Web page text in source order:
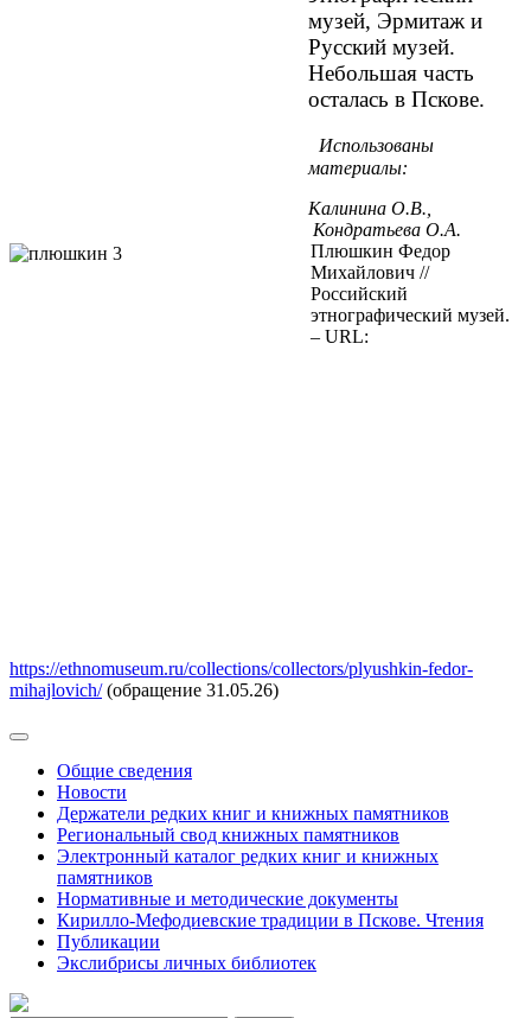
музей, Эрмитаж и
Русский музей.
Небольшая часть
осталась в Пскове.
Использованы
материалы:
Калинина О.В.,
Кондратьева О.А.
Плюшкин Федор
Михайлович //
Российский
этнографический музей.
– URL:
https://ethnomuseum.ru/collections/collectors/plyushkin-fedor-
mihajlovich/(обращение 31.05.26)
Общие сведения
Новости
Держатели редких книг и книжных памятников
Региональный свод книжных памятников
Электронный каталог редких книг и книжных
памятников
Нормативные и методические документы
Кирилло-Мефодиевские традиции в Пскове. Чтения
Публикации
Экслибрисы личных библиотек